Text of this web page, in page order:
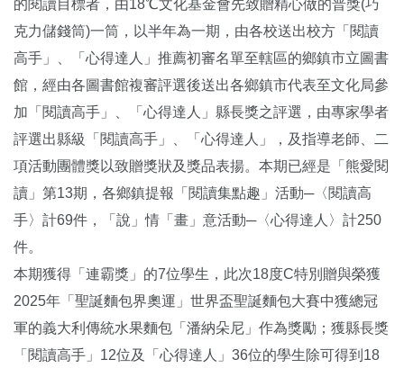
的閱讀目標者，由18℃文化基金會先致贈精心做的普獎(巧
克力儲錢筒)一筒，以半年為一期，由各校送出校方「閱讀
高手」、「心得達人」推薦初審名單至轄區的鄉鎮市立圖書
館，經由各圖書館複審評選後送出各鄉鎮市代表至文化局參
加「閱讀高手」、「心得達人」縣長獎之評選，由專家學者
評選出縣級「閱讀高手」、「心得達人」，及指導老師、二
項活動團體獎以致贈獎狀及獎品表揚。本期已經是「熊愛閱
讀」第13期，各鄉鎮提報「閱讀集點趣」活動─〈閱讀高
手〉計69件，「說」情「畫」意活動─〈心得達人〉計250
件。
本期獲得「連霸獎」的7位學生，此次18度C特別贈與榮獲
2025年「聖誕麵包界奧運」世界盃聖誕麵包大賽中獲總冠
軍的義大利傳統水果麵包「潘納朵尼」作為獎勵；獲縣長獎
「閱讀高手」12位及「心得達人」36位的學生除可得到18